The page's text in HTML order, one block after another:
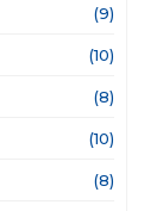
(9)
(10)
(8)
(10)
(8)